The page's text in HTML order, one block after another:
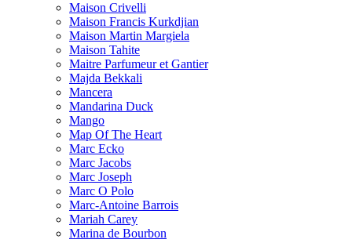
Maison Crivelli
Maison Francis Kurkdjian
Maison Martin Margiela
Maison Tahite
Maitre Parfumeur et Gantier
Majda Bekkali
Mancera
Mandarina Duck
Mango
Map Of The Heart
Marc Ecko
Marc Jacobs
Marc Joseph
Marc O Polo
Marc-Antoine Barrois
Mariah Carey
Marina de Bourbon